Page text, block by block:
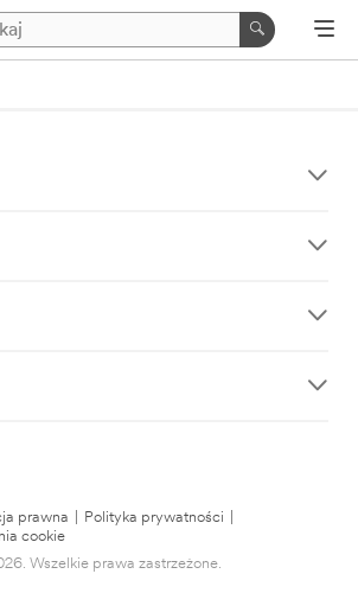
prawna Polityka prywatności
cookie
Wszelkie prawa zastrzeżone.